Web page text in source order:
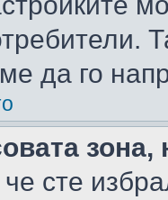
да го
че сте